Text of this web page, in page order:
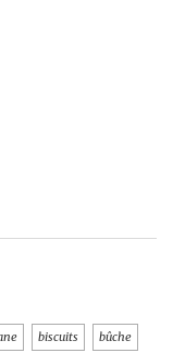
biscuits bûche